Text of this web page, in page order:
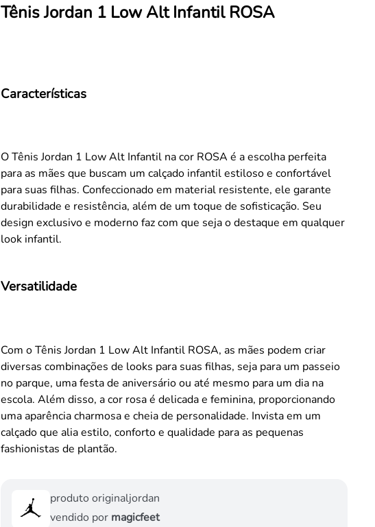
Tênis Jordan 1 Low Alt Infantil ROSA
Características
O Tênis Jordan 1 Low Alt Infantil na cor ROSA é a escolha perfeita
para as mães que buscam um calçado infantil estiloso e confortável
para suas filhas. Confeccionado em material resistente, ele garante
durabilidade e resistência, além de um toque de sofisticação. Seu
design exclusivo e moderno faz com que seja o destaque em qualquer
look infantil.
Versatilidade
Com o Tênis Jordan 1 Low Alt Infantil ROSA, as mães podem criar
diversas combinações de looks para suas filhas, seja para um passeio
no parque, uma festa de aniversário ou até mesmo para um dia na
escola. Além disso, a cor rosa é delicada e feminina, proporcionando
uma aparência charmosa e cheia de personalidade. Invista em um
calçado que alia estilo, conforto e qualidade para as pequenas
fashionistas de plantão.
produto originaljordan
vendido por magicfeet